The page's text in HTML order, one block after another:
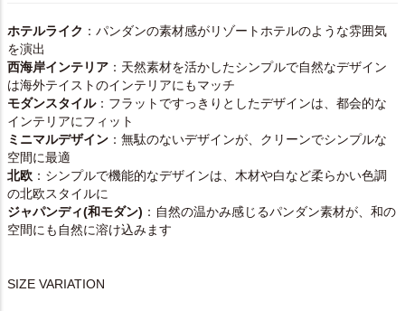
ホテルライク ：パンダンの素材感がリゾートホテルのような雰囲気
を演出
西海岸インテリア ：天然素材を活かしたシンプルで自然なデザイン
は海外テイストのインテリアにもマッチ
モダンスタイル：フラットですっきりとしたデザインは、都会的な
インテリアにフィット
ミニマルデザイン ：無駄のないデザインが、クリーンでシンプルな
空間に最適
北欧 ：シンプルで機能的なデザインは、木材や白など柔らかい色調
の北欧スタイルに
ジャパンディ(和モダン) ：自然の温かみ感じるパンダン素材が、和の
空間にも自然に溶け込みます
SIZE VARIATION